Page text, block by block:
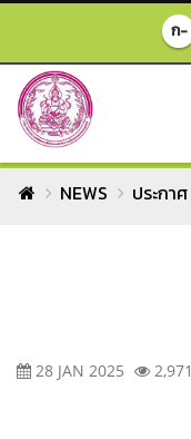
ก-
NEWS ประกาศ
28 JAN 2025 2,971